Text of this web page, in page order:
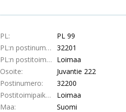
PL:
PL 99
PL:n postinumero:
32201
PL:n postitoimipaikka:
Loimaa
Osoite:
Juvantie 222
Postinumero:
32200
Postitoimipaikka:
Loimaa
Maa:
Suomi